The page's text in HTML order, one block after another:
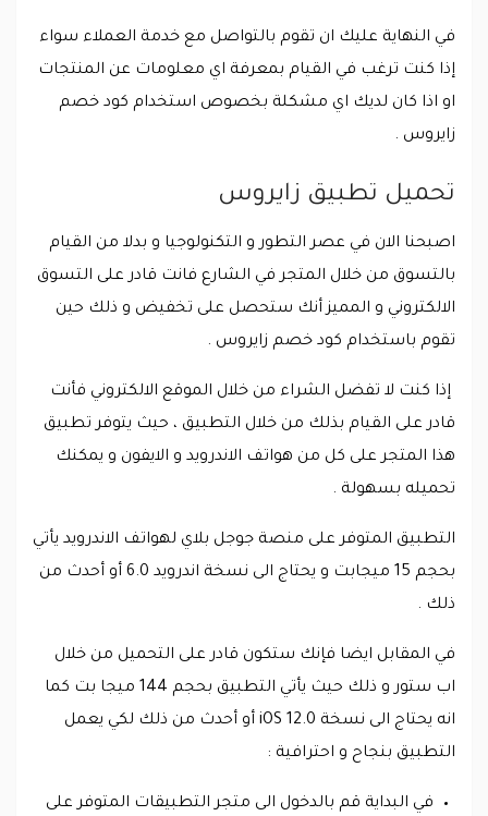
في النهاية عليك ان تقوم بالتواصل مع خدمة العملاء سواء
إذا كنت ترغب في القيام بمعرفة اي معلومات عن المنتجات
او اذا كان لديك اي مشكلة بخصوص استخدام كود خصم
زايروس .
تحميل تطبيق زايروس
اصبحنا الان في عصر التطور و التكنولوجيا و بدلا من القيام
بالتسوق من خلال المتجر في الشارع فانت قادر على التسوق
الالكتروني و المميز أنك ستحصل على تخفيض و ذلك حين
تقوم باستخدام كود خصم زايروس .
إذا كنت لا تفضل الشراء من خلال الموقع الالكتروني فأنت
قادر على القيام بذلك من خلال التطبيق ، حيث يتوفر تطبيق
هذا المتجر على كل من هواتف الاندرويد و الايفون و يمكنك
تحميله بسهولة .
التطبيق المتوفر على منصة جوجل بلاي لهواتف الاندرويد يأتي
بحجم 15 ميجابت و يحتاج الى نسخة اندرويد 6.0 أو أحدث من
ذلك .
في المقابل ايضا فإنك ستكون قادر على التحميل من خلال
اب ستور و ذلك حيث يأتي التطبيق بحجم 144 ميجا بت كما
انه يحتاج الى نسخة iOS 12.0 أو أحدث من ذلك لكي يعمل
التطبيق بنجاح و احترافية :
في البداية قم بالدخول الى متجر التطبيقات المتوفر على